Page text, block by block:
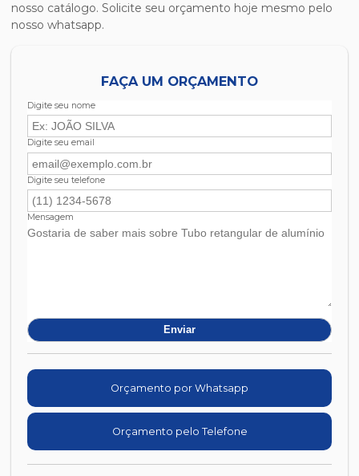
nosso catálogo. Solicite seu orçamento hoje mesmo pelo
nosso whatsapp.
FAÇA UM ORÇAMENTO
Digite seu nome
Digite seu email
Digite seu telefone
Mensagem
Orçamento por Whatsapp
Orçamento pelo Telefone